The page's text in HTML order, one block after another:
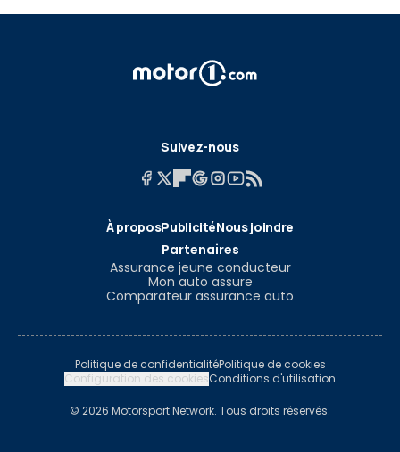
Suivez-nous
À proposPublicitéNous joindre
Partenaires
Assurance jeune conducteur
Mon auto assure
Comparateur assurance auto
Politique de confidentialitéPolitique de cookies
Configuration des cookiesConditions d'utilisation
© 2026 Motorsport Network. Tous droits réservés.